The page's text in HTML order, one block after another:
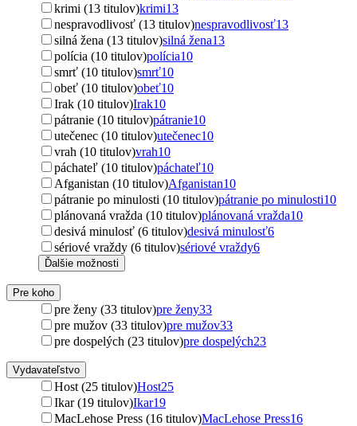
krimi (13 titulov)krimi13
nespravodlivosť (13 titulov)nespravodlivosť13
silná žena (13 titulov)silná žena13
polícia (10 titulov)polícia10
smrť (10 titulov)smrť10
obeť (10 titulov)obeť10
Irak (10 titulov)Irak10
pátranie (10 titulov)pátranie10
utečenec (10 titulov)utečenec10
vrah (10 titulov)vrah10
páchateľ (10 titulov)páchateľ10
Afganistan (10 titulov)Afganistan10
pátranie po minulosti (10 titulov)pátranie po minulosti10
plánovaná vražda (10 titulov)plánovaná vražda10
desivá minulosť (6 titulov)desivá minulosť6
sériové vraždy (6 titulov)sériové vraždy6
Ďalšie možnosti
Pre koho
pre ženy (33 titulov)pre ženy33
pre mužov (33 titulov)pre mužov33
pre dospelých (23 titulov)pre dospelých23
Vydavateľstvo
Host (25 titulov)Host25
Ikar (19 titulov)Ikar19
MacLehose Press (16 titulov)MacLehose Press16